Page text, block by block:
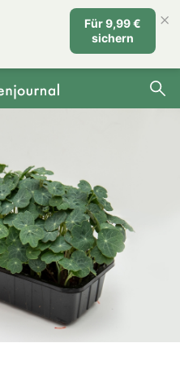
Für 9,99 €
sichern
×